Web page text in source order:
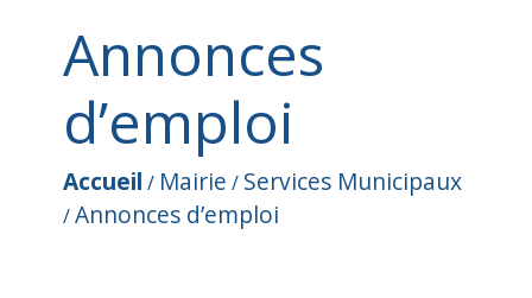
Annonces
d’emploi
Accueil / Mairie / Services Municipaux
/Annonces d’emploi